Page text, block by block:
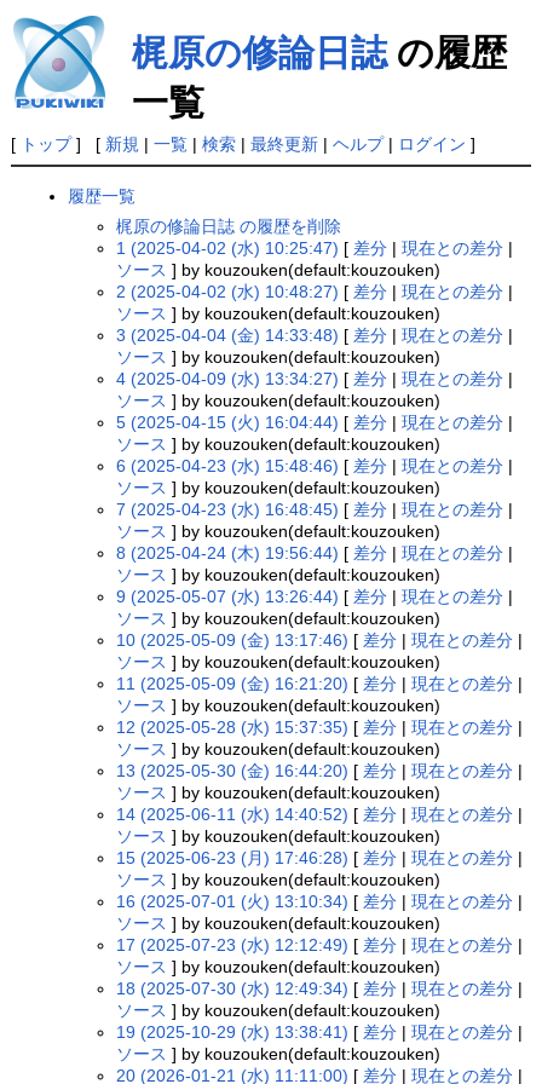
梶原の修論日誌の履歴
一覧
[ トップ] [ 新規 | 一覧| 検索| 最終更新| ヘルプ| ログイン ]
履歴一覧
梶原の修論日誌 の履歴を削除
1 (2025-04-02 (水) 10:25:47) [ 差分 |現在との差分 |
ソース ] by kouzouken(default:kouzouken)
2 (2025-04-02 (水) 10:48:27) [ 差分 |現在との差分 |
ソース ] by kouzouken(default:kouzouken)
3 (2025-04-04 (金) 14:33:48) [ 差分 |現在との差分 |
ソース ] by kouzouken(default:kouzouken)
4 (2025-04-09 (水) 13:34:27) [ 差分 |現在との差分 |
ソース ] by kouzouken(default:kouzouken)
5 (2025-04-15 (火) 16:04:44) [ 差分 |現在との差分 |
ソース ] by kouzouken(default:kouzouken)
6 (2025-04-23 (水) 15:48:46) [ 差分 |現在との差分 |
ソース ] by kouzouken(default:kouzouken)
7 (2025-04-23 (水) 16:48:45) [ 差分 |現在との差分 |
ソース ] by kouzouken(default:kouzouken)
8 (2025-04-24 (木) 19:56:44) [ 差分 |現在との差分 |
ソース ] by kouzouken(default:kouzouken)
9 (2025-05-07 (水) 13:26:44) [ 差分 |現在との差分 |
ソース ] by kouzouken(default:kouzouken)
10 (2025-05-09 (金) 13:17:46) [ 差分 |現在との差分 |
ソース ] by kouzouken(default:kouzouken)
11 (2025-05-09 (金) 16:21:20) [ 差分 |現在との差分 |
ソース ] by kouzouken(default:kouzouken)
12 (2025-05-28 (水) 15:37:35) [ 差分 |現在との差分 |
ソース ] by kouzouken(default:kouzouken)
13 (2025-05-30 (金) 16:44:20) [ 差分 |現在との差分 |
ソース ] by kouzouken(default:kouzouken)
14 (2025-06-11 (水) 14:40:52) [ 差分 |現在との差分 |
ソース ] by kouzouken(default:kouzouken)
15 (2025-06-23 (月) 17:46:28) [ 差分 |現在との差分 |
ソース ] by kouzouken(default:kouzouken)
16 (2025-07-01 (火) 13:10:34) [ 差分 |現在との差分 |
ソース ] by kouzouken(default:kouzouken)
17 (2025-07-23 (水) 12:12:49) [ 差分 |現在との差分 |
ソース ] by kouzouken(default:kouzouken)
18 (2025-07-30 (水) 12:49:34) [ 差分 |現在との差分 |
ソース ] by kouzouken(default:kouzouken)
19 (2025-10-29 (水) 13:38:41) [ 差分 |現在との差分 |
ソース ] by kouzouken(default:kouzouken)
20 (2026-01-21 (水) 11:11:00) [ 差分 |現在との差分 |